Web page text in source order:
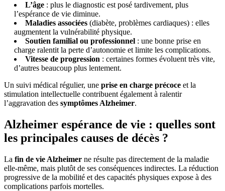
L’âge : plus le diagnostic est posé tardivement, plus
l’espérance de vie diminue.
Maladies associées (diabète, problèmes cardiaques) : elles
augmentent la vulnérabilité physique.
Soutien familial ou professionnel : une bonne prise en
charge ralentit la perte d’autonomie et limite les complications.
Vitesse de progression : certaines formes évoluent très vite,
d’autres beaucoup plus lentement.
Un suivi médical régulier, une prise en charge précoce et la
stimulation intellectuelle contribuent également à ralentir
l’aggravation des symptômes Alzheimer.
Alzheimer espérance de vie : quelles sont
les principales causes de décès ?
La fin de vie Alzheimer ne résulte pas directement de la maladie
elle-même, mais plutôt de ses conséquences indirectes. La réduction
progressive de la mobilité et des capacités physiques expose à des
complications parfois mortelles.